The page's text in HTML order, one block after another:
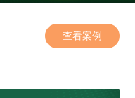
查看案例